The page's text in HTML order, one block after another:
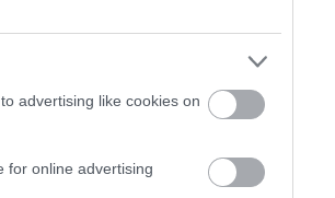
advertising like cookies on
for online advertising
–, a több türelem
mint amekkora
elkerülése